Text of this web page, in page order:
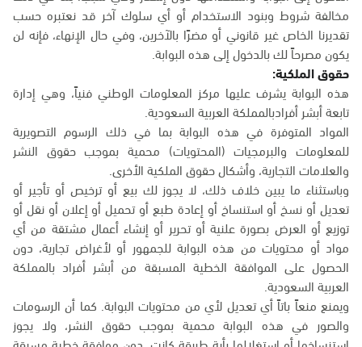
مخالفة شروط وبنود الاستخدام أو أي سلوك آخر قد نعتبره حسب
تقديرنا الخاص غير قانوني أو مضرًا بالآخرين، وفي حال الإنهاء، فإنه لن
يكون مصرحاً لك بالدخول إلى هذه البوابة.
حقوق الملكية:
هذه البوابة يشرف عليها مركز المعلومات الوطني فنياً، وهي إدارة
تابعة أبشر أفرادبالمملكة العربية السعودية.
المواد المتوفرة في هذه البوابة بما في ذلك الرسوم التصويرية
للمعلومات والبرمجيات (المحتويات) محمية بموجب حقوق النشر
والعلامات التجارية، وأشكال حقوق الملكية الأخرى.
وباستثناء ما يبين خلاف ذلك، لا يجوز لك بيع أو ترخيص أو تأجير أو
تعديل أو نسخ أو استنساخ أو إعادة طبع أو تحميل أو إعلان أو نقل أو
توزيع أو العرض بصورة علنية أو تحرير أو إنشاء أعمال مشتقة من أي
مواد أو محتويات من هذه البوابة للجمهور أو لأغراض تجارية، دون
الحصول على الموافقة الخطية المسبقة من أبشر أفراد بالمملكة
العربية السعودية.
ويمنع منعاً باتاً أي تعديل لأي من محتويات البوابة. كما أن الرسومات
والصور في هذه البوابة محمية بموجب حقوق النشر، ولا يجوز